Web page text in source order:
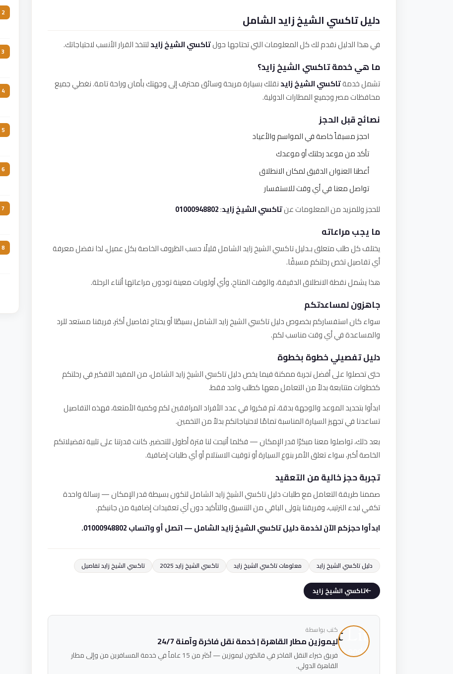
دليل تاكسي الشيخ زايد الشامل
في هذا الدليل نقدم لك كل المعلومات التي تحتاجها حولتاكسي الشيخ زايدلتتخذ القرار الأنسب لاحتياجاتك.
ما هي خدمة تاكسي الشيخ زايد؟
تشمل خدمةتاكسي الشيخ زايدنقلك بسيارة مريحة وسائق محترف إلى وجهتك بأمان وراحة تامة. نغطي جميع
محافظات مصر وجميع المطارات الدولية.
نصائح قبل الحجز
احجز مسبقاً خاصة في المواسم والأعياد
تأكد من موعد رحلتك أو موعدك
أعطنا العنوان الدقيق لمكان الانطلاق
تواصل معنا في أي وقت للاستفسار
للحجز وللمزيد من المعلومات عنتاكسي الشيخ زايد:
01000948802
ما يجب مراعاته
يختلف كل طلب متعلق بـدليل تاكسي الشيخ زايد الشامل قليلًا حسب الظروف الخاصة بكل عميل، لذا نفضل معرفة
أي تفاصيل تخص رحلتكم مسبقًا.
هذا يشمل نقطة الانطلاق الدقيقة، والوقت المتاح، وأي أولويات معينة تودون مراعاتها أثناء الرحلة.
جاهزون لمساعدتكم
سواء كان استفساركم بخصوص دليل تاكسي الشيخ زايد الشامل بسيطًا أو يحتاج تفاصيل أكثر، فريقنا مستعد للرد
والمساعدة في أي وقت مناسب لكم.
دليل تفصيلي خطوة بخطوة
حتى تحصلوا على أفضل تجربة ممكنة فيما يخص دليل تاكسي الشيخ زايد الشامل، من المفيد التفكير في رحلتكم
كخطوات متتابعة بدلاً من التعامل معها كطلب واحد فقط.
ابدأوا بتحديد الموعد والوجهة بدقة، ثم فكروا في عدد الأفراد المرافقين لكم وكمية الأمتعة، فهذه التفاصيل
تساعدنا في تجهيز السيارة المناسبة تمامًا لاحتياجاتكم بدلاً من التخمين.
بعد ذلك، تواصلوا معنا مبكرًا قدر الإمكان — فكلما أتيحت لنا فترة أطول للتحضير، كانت قدرتنا على تلبية تفضيلاتكم
الخاصة أكبر، سواء تعلق الأمر بنوع السيارة أو توقيت الاستلام أو أي طلبات إضافية.
تجربة حجز خالية من التعقيد
صممنا طريقة التعامل مع طلبات دليل تاكسي الشيخ زايد الشامل لتكون بسيطة قدر الإمكان — رسالة واحدة
تكفي لبدء الترتيب، وفريقنا يتولى الباقي من التنسيق والتأكيد دون أي تعقيدات إضافية من جانبكم.
ابدأوا حجزكم الآن لخدمة دليل تاكسي الشيخ زايد الشامل — اتصل أو واتساب 01000948802.
دليل تاكسي الشيخ زايد معلومات تاكسي الشيخ زايد تاكسي الشيخ زايد 2025 تاكسي الشيخ زايد تفاصيل
تاكسي الشيخ زايد
كتب بواسطة
ليموزين مطار القاهرة | خدمة نقل فاخرة وآمنة 24/7
فريق خبراء النقل الفاخر في فالكون ليموزين — أكثر من 15 عاماً في خدمة المسافرين من وإلى مطار
القاهرة الدولي.
2
3
4
5
6
7
8